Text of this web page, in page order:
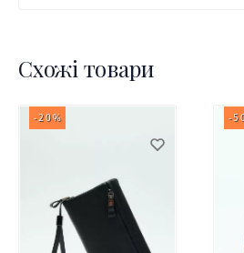
Схожі товари
-20% -